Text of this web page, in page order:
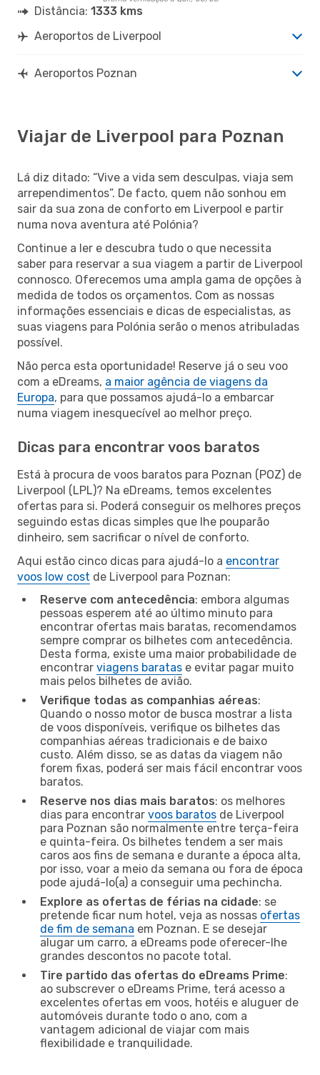
Distância: 1333 kms
Aeroportos de Liverpool
Aeroportos Poznan
Viajar de Liverpool para Poznan
Lá diz ditado: “Vive a vida sem desculpas, viaja sem
arrependimentos”. De facto, quem não sonhou em
sair da sua zona de conforto em Liverpool e partir
numa nova aventura até Polónia?
Continue a ler e descubra tudo o que necessita
saber para reservar a sua viagem a partir de Liverpool
connosco. Oferecemos uma ampla gama de opções à
medida de todos os orçamentos. Com as nossas
informações essenciais e dicas de especialistas, as
suas viagens para Polónia serão o menos atribuladas
possível.
Não perca esta oportunidade! Reserve já o seu voo
com a eDreams, a maior agência de viagens da
Europa, para que possamos ajudá-lo a embarcar
numa viagem inesquecível ao melhor preço.
Dicas para encontrar voos baratos
Está à procura de voos baratos para Poznan (POZ) de
Liverpool (LPL)? Na eDreams, temos excelentes
ofertas para si. Poderá conseguir os melhores preços
seguindo estas dicas simples que lhe pouparão
dinheiro, sem sacrificar o nível de conforto.
Aqui estão cinco dicas para ajudá-lo a encontrar
voos low cost de Liverpool para Poznan:
Reserve com antecedência: embora algumas
pessoas esperem até ao último minuto para
encontrar ofertas mais baratas, recomendamos
sempre comprar os bilhetes com antecedência.
Desta forma, existe uma maior probabilidade de
encontrar viagens baratas e evitar pagar muito
mais pelos bilhetes de avião.
Verifique todas as companhias aéreas:
Quando o nosso motor de busca mostrar a lista
de voos disponíveis, verifique os bilhetes das
companhias aéreas tradicionais e de baixo
custo. Além disso, se as datas da viagem não
forem fixas, poderá ser mais fácil encontrar voos
baratos.
Reserve nos dias mais baratos: os melhores
dias para encontrar voos baratos de Liverpool
para Poznan são normalmente entre terça-feira
e quinta-feira. Os bilhetes tendem a ser mais
caros aos fins de semana e durante a época alta,
por isso, voar a meio da semana ou fora de época
pode ajudá-lo(a) a conseguir uma pechincha.
Explore as ofertas de férias na cidade: se
pretende ficar num hotel, veja as nossas ofertas
de fim de semana em Poznan. E se desejar
alugar um carro, a eDreams pode oferecer-lhe
grandes descontos no pacote total.
Tire partido das ofertas do eDreams Prime:
ao subscrever o eDreams Prime, terá acesso a
excelentes ofertas em voos, hotéis e aluguer de
automóveis durante todo o ano, com a
vantagem adicional de viajar com mais
flexibilidade e tranquilidade.